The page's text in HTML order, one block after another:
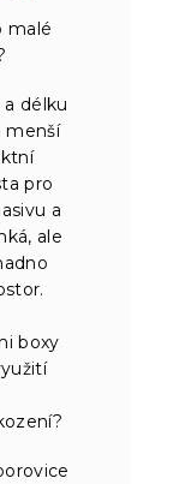
malé
délku
menší
pro
a
ale
boxy